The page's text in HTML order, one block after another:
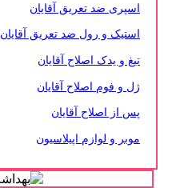
اسپری ضد تعریق آقایان
استیک و رول ضد تعریق آقایان
تیغ و یدک اصلاح آقایان
ژل و فوم اصلاح آقایان
پس از اصلاح آقایان
موبر و لوازم اپیلاسیون